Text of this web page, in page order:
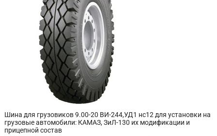
Шина для грузовиков 9.00-20 ВИ-244,УД1 нс12 для установки на
грузовые автомобили: КАМАЗ, ЗиЛ-130 их модификации и
прицепной состав